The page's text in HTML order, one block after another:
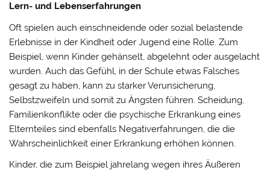
Lern- und Lebenserfahrungen
Oft spielen auch einschneidende oder sozial belastende
Erlebnisse in der Kindheit oder Jugend eine Rolle. Zum
Beispiel, wenn Kinder gehänselt, abgelehnt oder ausgelacht
wurden. Auch das Gefühl, in der Schule etwas Falsches
gesagt zu haben, kann zu starker Verunsicherung,
Selbstzweifeln und somit zu Ängsten führen. Scheidung,
Familienkonflikte oder die psychische Erkrankung eines
Elternteiles sind ebenfalls Negativerfahrungen, die die
Wahrscheinlichkeit einer Erkrankung erhöhen können.
​​​​​​​Kinder, die zum Beispiel jahrelang wegen ihres Äußeren